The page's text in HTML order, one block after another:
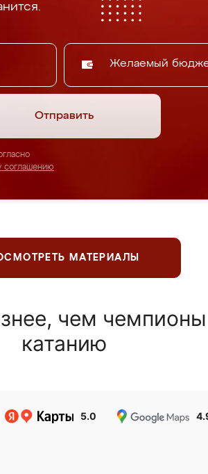
Желаемый
Отправить
соглашению
МАТЕРИАЛЫ
чем
катанию
5.0